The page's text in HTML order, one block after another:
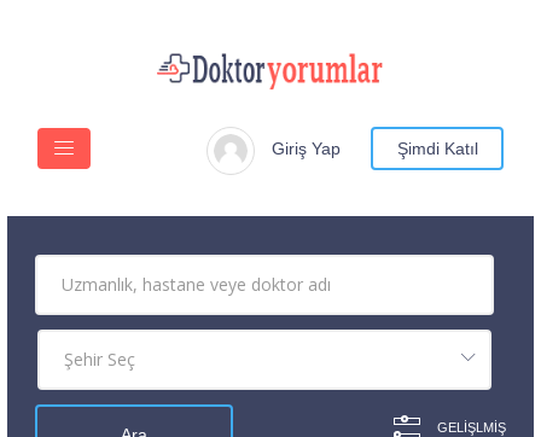
Giriş Yap Şimdi Katıl
GELIŞLMIŞ